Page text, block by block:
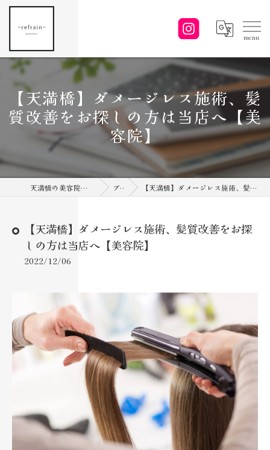
【天満橋】ダメージレス施術、髪
質改善をお探しの方は当店へ【美
容院】
天満橋の美容院ならrefrain by NEOhair ブログ 【天満橋】ダメージレス施術、髪質改善をお探しの方は当店へ【美容院】
【天満橋】ダメージレス施術、髪質改善をお探
しの方は当店へ【美容院】
2022/12/06